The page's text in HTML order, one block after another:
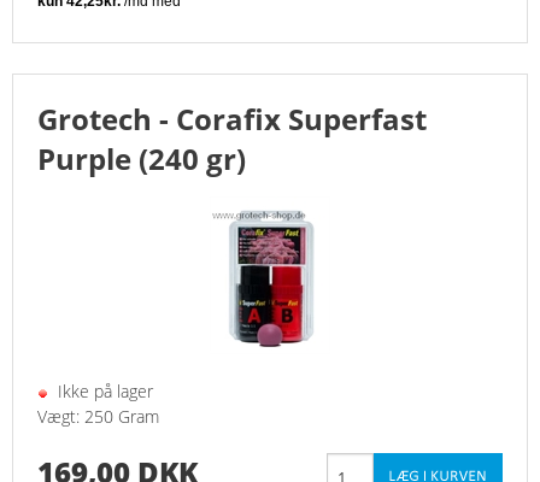
SØGNING
KUNDECENTER
FAVORIT
Grotech - Corafix Superfast
Purple (240 gr)
Ikke på lager
Vægt: 250 Gram
169,00 DKK